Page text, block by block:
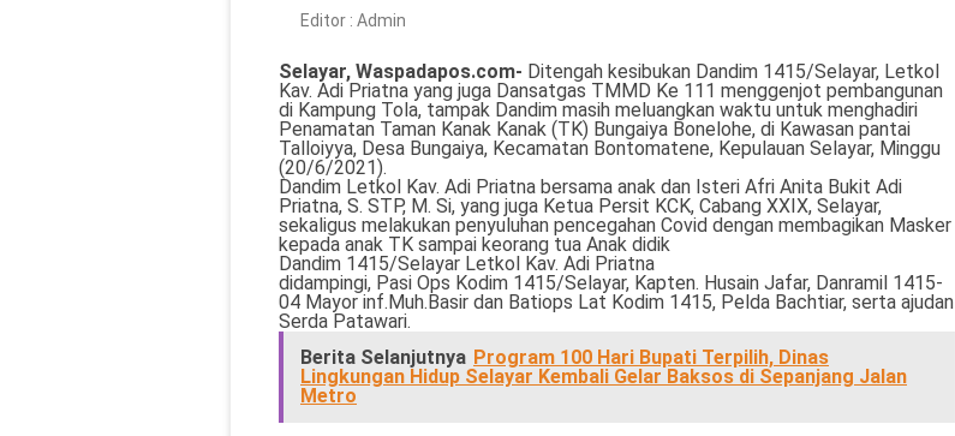
Editor : Admin
Selayar, Waspadapos.com- Ditengah kesibukan Dandim 1415/Selayar, Letkol
Kav. Adi Priatna yang juga Dansatgas TMMD Ke 111 menggenjot pembangunan
di Kampung Tola, tampak Dandim masih meluangkan waktu untuk menghadiri
Penamatan Taman Kanak Kanak (TK) Bungaiya Bonelohe, di Kawasan pantai
Talloiyya, Desa Bungaiya, Kecamatan Bontomatene, Kepulauan Selayar, Minggu
(20/6/2021).
Dandim Letkol Kav. Adi Priatna bersama anak dan Isteri Afri Anita Bukit Adi
Priatna, S. STP, M. Si, yang juga Ketua Persit KCK, Cabang XXIX, Selayar,
sekaligus melakukan penyuluhan pencegahan Covid dengan membagikan Masker
kepada anak TK sampai keorang tua Anak didik
Dandim 1415/Selayar Letkol Kav. Adi Priatna
didampingi, Pasi Ops Kodim 1415/Selayar, Kapten. Husain Jafar, Danramil 1415-
04 Mayor inf.Muh.Basir dan Batiops Lat Kodim 1415, Pelda Bachtiar, serta ajudan
Serda Patawari.
Berita Selanjutnya Program 100 Hari Bupati Terpilih, Dinas
Lingkungan Hidup Selayar Kembali Gelar Baksos di Sepanjang Jalan
Metro